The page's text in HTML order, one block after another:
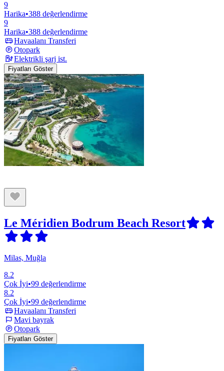
9
Harika•388 değerlendirme
9
Harika•388 değerlendirme
Havaalanı Transferi
Otopark
Elektrikli şarj ist.
Fiyatları Göster
Le Méridien Bodrum Beach Resort
Milas, Muğla
8.2
Çok İyi•99 değerlendirme
8.2
Çok İyi•99 değerlendirme
Havaalanı Transferi
Mavi bayrak
Otopark
Fiyatları Göster